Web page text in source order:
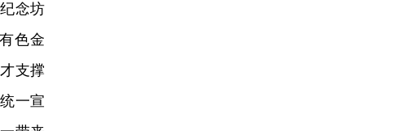
念坊
色金
支撑
一宣